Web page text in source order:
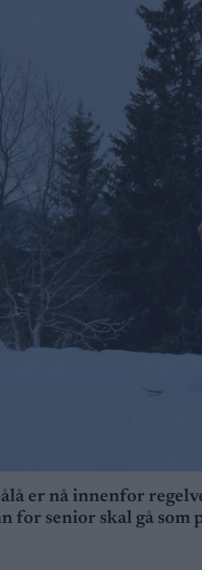
er nå innenfor
for senior skal gå som